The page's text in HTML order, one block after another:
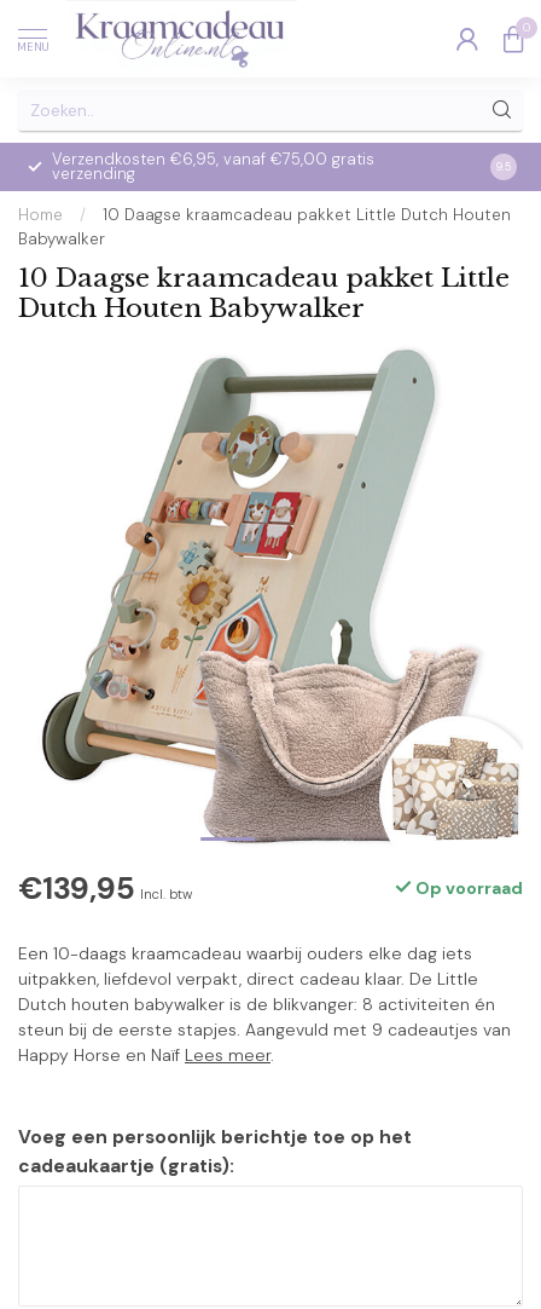
MENU
0
Verzendkosten €6,95, vanaf €75,00 gratis
verzending
Op
9.5
Home /
10 Daagse kraamcadeau pakket Little Dutch Houten
Babywalker
10 Daagse kraamcadeau pakket Little
Dutch Houten Babywalker
€139,95 Incl. btw Op voorraad
Een 10-daags kraamcadeau waarbij ouders elke dag iets
uitpakken, liefdevol verpakt, direct cadeau klaar. De Little
Dutch houten babywalker is de blikvanger: 8 activiteiten én
steun bij de eerste stapjes. Aangevuld met 9 cadeautjes van
Happy Horse en Naïf Lees meer.
Voeg een persoonlijk berichtje toe op het
cadeaukaartje (gratis):